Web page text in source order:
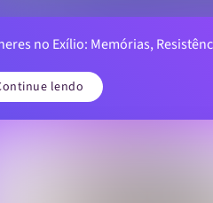
no Exílio: Memórias,
lendo